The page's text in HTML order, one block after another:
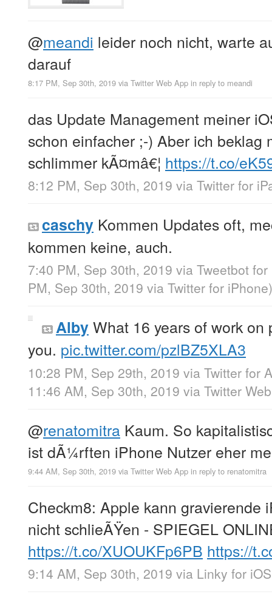
@meandi leider noch nicht, warte
darauf
8:17 PM, Sep 30th, 2019 via Twitter Web App in reply to meandi
das Update Management meiner
schon einfacher ;-) Aber ich beklag
schlimmer kÃ¤mâ€¦ https://t.co/
8:12 PM, Sep 30th, 2019 via Twitter for
caschy Kommen Updates oft,
kommen keine, auch.
7:40 PM, Sep 30th, 2019 via Tweetbot
PM, Sep 30th, 2019 via Twitter for iPhone)
AlbyWhat 16 years of work on
you. pic.twitter.com/pzlBZ5XLA3
10:28 PM, Sep 29th, 2019 via Twitter for
11:46 AM, Sep 30th, 2019 via Twitter
@renatomitra Kaum. So
ist dÃ¼rften iPhone Nutzer eher
9:44 AM, Sep 30th, 2019 via Twitter Web App in reply to renatomitra
Checkm8: Apple kann gravierende
nicht schlieÃŸen - SPIEGEL
https://t.co/XUOUKFp6PB https://
9:14 AM, Sep 30th, 2019 via Linky for iOS